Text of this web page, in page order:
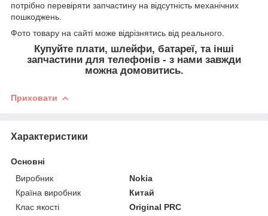
потрібно перевіряти запчастину на відсутність механічних
пошкоджень.
Фото товару на сайті може відрізнятись від реального.
Купуйте плати, шлейфи, батареї, та інші
запчастини для телефонів - з нами завжди
можна домовитись.
Приховати
Характеристики
Основні
Виробник
Nokia
Країна виробник
Китай
Клас якості
Original PRC